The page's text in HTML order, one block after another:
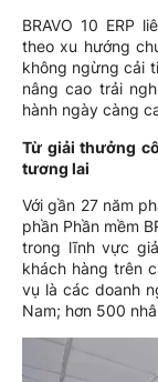
BRAVO 10 ERP
theo xu hướng
không ngừng cải
nâng cao trải
hành ngày càng
Từ giải thưởng
tương lai
Với gần 27 năm
phần Phần mềm
trong lĩnh vực
khách hàng trên
vụ là các doanh
Nam; hơn 500